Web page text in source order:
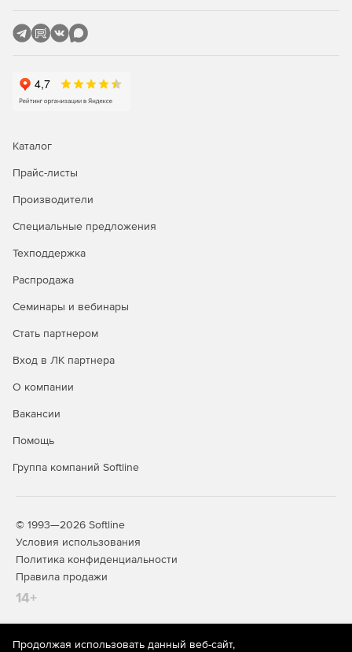
Централизованный аудит и формирование отчетов.
ресурсов виртуальной инфраструктуры, а также
состояния входящих в ЦОД физических узлов.
Создание кластеров высокой доступности (High
виртуализации в ручном и автоматическом режиме
инфраструктуры.
физические узлы (Distributed Resource Scheduler -
Создание групп ВМ из шаблонов.
Клонирование ВМ.
Автостарт ВМ.
Режим запуска ВМ только для чтения — без внесения
изменений в образы их дисков.
Поддержка UEFI в ВМ.
Каталог
Прайс-листы
Производители
Специальные предложения
Техподдержка
Распродажа
Семинары и вебинары
Стать партнером
Вход в ЛК партнера
О компании
Вакансии
Помощь
Группа компаний Softline
© 1993—2026 Softline
Условия использования
Политика конфиденциальности
Правила продажи
14+
Продолжая использовать данный веб-сайт,